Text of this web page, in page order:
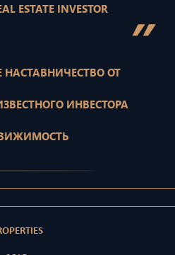
ESTATE INVESTOR ”
ОТ
ИНВЕСТОРА